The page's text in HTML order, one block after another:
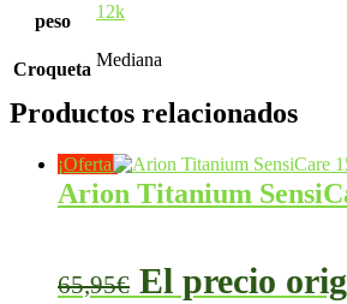
peso 12k
Croqueta Mediana
Productos relacionados
¡Oferta!
Arion Titanium
65,95€ El precio